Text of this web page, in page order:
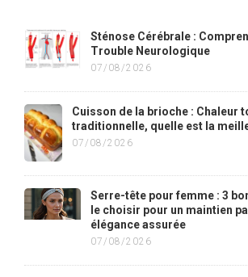
Sténose Cérébrale :
Trouble Neurologique
07/08/2026
Cuisson de la brioche : Chaleur
traditionnelle, quelle est la
07/08/2026
Serre-tête pour femme : 3
le choisir pour un maintien
élégance assurée
07/08/2026